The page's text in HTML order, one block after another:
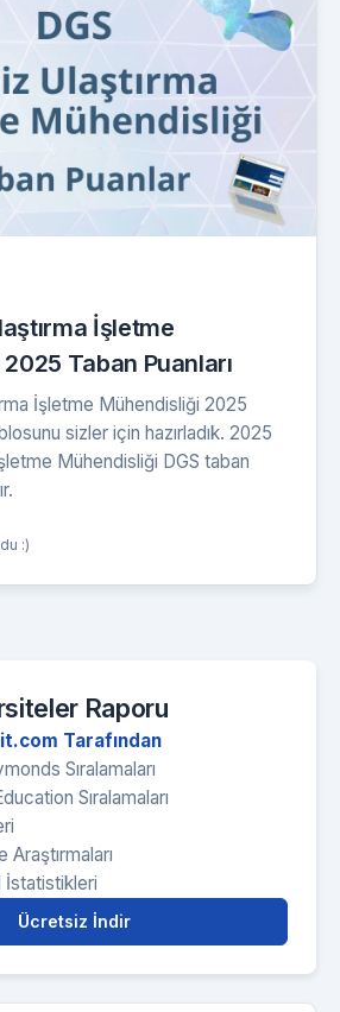
İşletme
Taban Puanları
İşletme Mühendisliği 2025
sizler için hazırladık. 2025
Mühendisliği DGS taban
:)
Raporu
Tarafından
Sıralamaları
Sıralamaları
İstatistikleri
Ücretsiz İndir